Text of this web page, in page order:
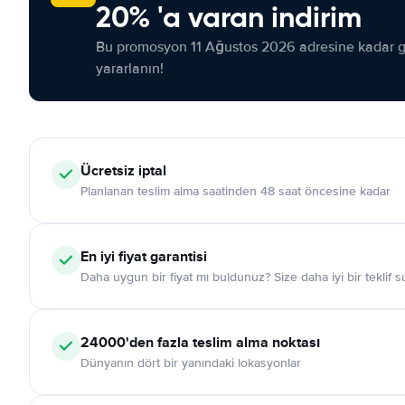
20% 'a varan indirim
Bu promosyon 11 Ağustos 2026 adresine kadar
yararlanın!
Ücretsiz iptal
Planlanan teslim alma saatinden 48 saat öncesine kadar
En iyi fiyat garantisi
Daha uygun bir fiyat mı buldunuz? Size daha iyi bir teklif
24000'den fazla teslim alma noktası
Dünyanın dört bir yanındaki lokasyonlar